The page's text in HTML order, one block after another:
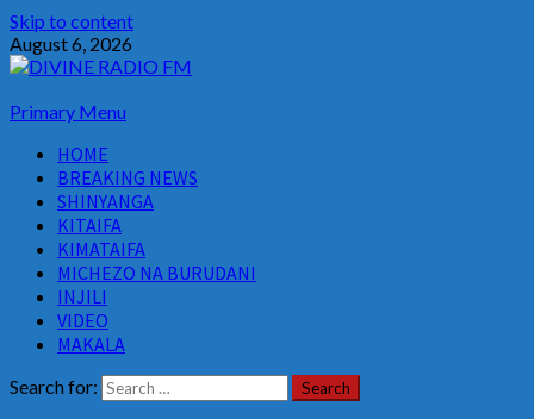
Skip to content
August 6, 2026
Primary Menu
HOME
BREAKING NEWS
SHINYANGA
KITAIFA
KIMATAIFA
MICHEZO NA BURUDANI
INJILI
VIDEO
MAKALA
Search for: